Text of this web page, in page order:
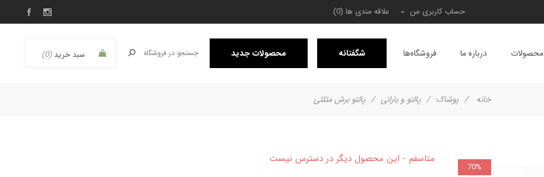
حساب کاربری من علاقه مندی ها (0)
سبد خرید (0) محصولات درباره ما فروشگاه‌ها شگفتانه محصولات جدید
خانه / پوشاک / پالتو و بارانی / پالتو برش مثلثی
70%
متاسفم - این محصول دیگر در دسترس نیست